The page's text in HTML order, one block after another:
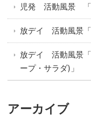
児発 活動風景 「
放デイ 活動風景「
放デイ 活動風景
ープ・サラダ)」
アーカイブ